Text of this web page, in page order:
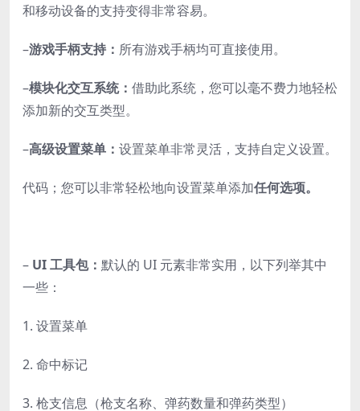
和移动设备的支持变得非常容易。
–游戏手柄支持： 所有游戏手柄均可直接使用。
–模块化交互系统： 借助此系统，您可以毫不费力地轻松
添加新的交互类型。
–高级设置菜单： 设置菜单非常灵活，支持自定义设置。
代码；您可以非常轻松地向设置菜单添加任何选项。
– UI 工具包： 默认的 UI 元素非常实用，以下列举其中
一些：
1. 设置菜单
2. 命中标记
3. 枪支信息（枪支名称、弹药数量和弹药类型）